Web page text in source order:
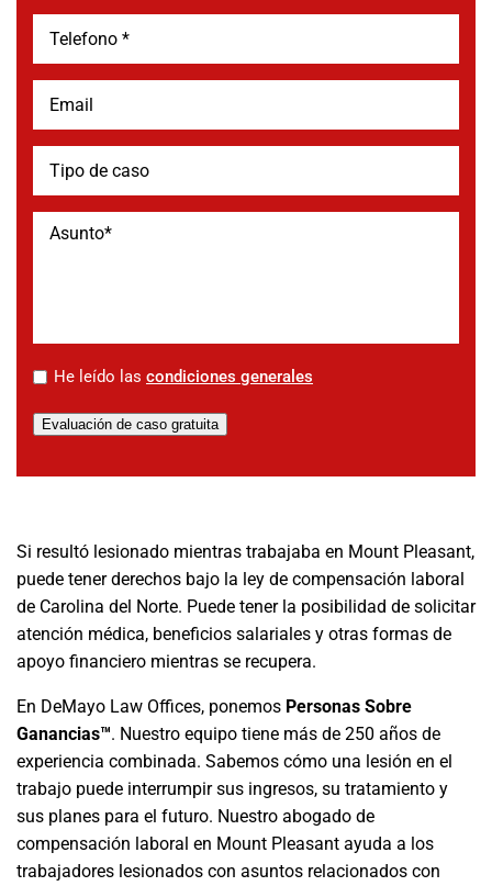
* He leído las condiciones generales
Evaluación de caso gratuita
Si resultó lesionado mientras trabajaba en Mount Pleasant,
puede tener derechos bajo la ley de compensación laboral
de Carolina del Norte. Puede tener la posibilidad de solicitar
atención médica, beneficios salariales y otras formas de
apoyo financiero mientras se recupera.
En DeMayo Law Offices, ponemos Personas Sobre
Ganancias™. Nuestro equipo tiene más de 250 años de
experiencia combinada. Sabemos cómo una lesión en el
trabajo puede interrumpir sus ingresos, su tratamiento y
sus planes para el futuro. Nuestro abogado de
compensación laboral en Mount Pleasant ayuda a los
trabajadores lesionados con asuntos relacionados con